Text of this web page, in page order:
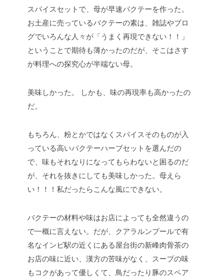
スパイスセットで、母が早速バクテーを作った。
お土産に売っているバクテーの素は、雑誌やブロ
グでいろんな人々が「うまく再現できない！！」
ということで期待も薄かったのだが、そこはさす
が料理への探究心が半端ない母。
美味しかった。
しかも、味の再現率も高かったの
だ。
もちろん、粉とかではなくスパイスそのものが入
っている高いバクテーハーブセットを選んだの
で、味もそれなりになってもらわないと困るのだ
が、それを抜きにしても美味しかった。母えら
い！！！私だったらこんな風にできない。
バクテーの材料や味はお店によっても全然違うの
で一概に言えない。だが、クアラルンプールで有
名なインビ駅の近くにある屋台街の新峰肉骨茶の
お店の味に近い、漢方の苦味がなく、スープの味
もコクがあって優しくて、鳥だったり豚のスペア